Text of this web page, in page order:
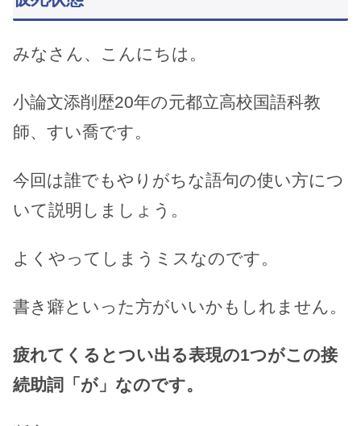
みなさん、こんにちは。
小論文添削歴20年の元都立高校国語科教
師、すい喬です。
今回は誰でもやりがちな語句の使い方につ
いて説明しましょう。
よくやってしまうミスなのです。
書き癖といった方がいいかもしれません。
疲れてくるとつい出る表現の1つがこの接
続助詞「が」なのです。